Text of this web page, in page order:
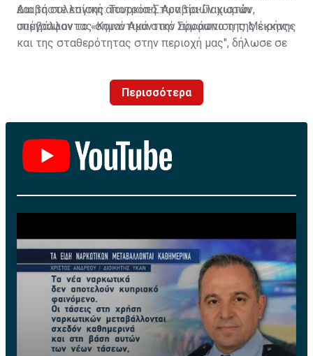
και τη συλλογική αποτροπή των τριών χωρών,
συμβάλλοντας σημαντικά στην προάσπιση της ειρήνης
και της σταθερότητας στην περιοχή μας", δήλωσε σε
διευθυντής επικοινωνίας της τουρκικής προεδρίας
Μπουρχανετίν Ντουράν.
Διαβάστε επίσης:Τουρκία-Σ.Αραβία-Πακιστάν
υπέγραψαν το «Κοινό Αμυντικό Σύμφωνο της Μέκκας»
Περισσότερα